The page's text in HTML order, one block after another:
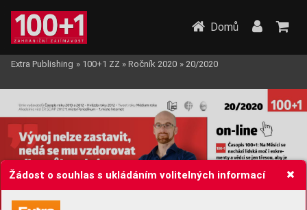
Žádost o souhlas s ukládáním volitelných informací
Domů
Extra Publishing » 100+1 ZZ » Ročník 2020 » 20/2020